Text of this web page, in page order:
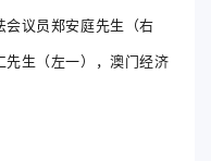
会议员郑安庭先生（右
生（左一），澳门经济